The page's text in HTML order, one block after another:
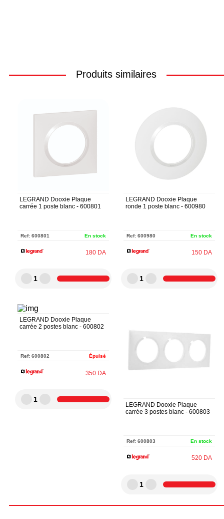
Produits similaires
LEGRAND Dooxie Plaque
carrée 1 poste blanc - 600801
Ref: 600801 En stock
180 DA
1
LEGRAND Dooxie Plaque
ronde 1 poste blanc - 600980
Ref: 600980 En stock
150 DA
1
LEGRAND Dooxie Plaque
carrée 2 postes blanc - 600802
Ref: 600802 Épuisé
350 DA
1
LEGRAND Dooxie Plaque
carrée 3 postes blanc - 600803
Ref: 600803 En stock
520 DA
1